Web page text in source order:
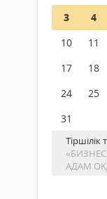
3
4
10
11
17
18
24
25
31
АДАМ